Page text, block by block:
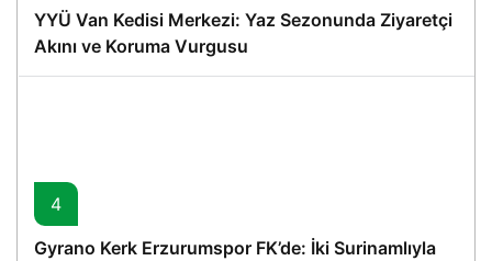
YYÜ Van Kedisi Merkezi: Yaz Sezonunda Ziyaretçi
Akını ve Koruma Vurgusu
4
Gyrano Kerk Erzurumspor FK’de: İki Surinamlıyla